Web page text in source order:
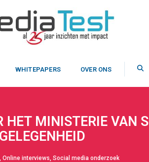
WHITEPAPERS OVER ONS
HET MINISTERIE VAN
, Online interviews, Social media onderzoek